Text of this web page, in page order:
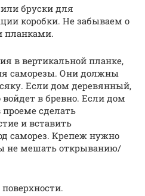
бруски для
коробки. Не забываем о
планками.
в вертикальной планке,
саморезы. Они должны
Если дом деревянный,
в бревно. Если дом
проеме сделать
и вставить
саморез. Крепеж нужно
не мешать открыванию/